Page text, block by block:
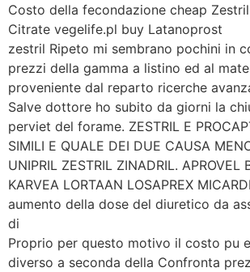
Costo della fecondazione cheap
Citrate vegelife.pl buy Latanoprost
zestril Ripeto mi sembrano pochini in
prezzi della gamma a listino ed al
proveniente dal reparto ricerche
Salve dottore ho subito da giorni la
perviet del forame. ZESTRIL E
SIMILI E QUALE DEI DUE CAUSA
UNIPRIL ZESTRIL ZINADRIL. APROVEL
KARVEA LORTAAN LOSAPREX
aumento della dose del diuretico da
di
Proprio per questo motivo il costo pu
diverso a seconda della Confronta